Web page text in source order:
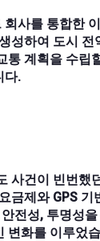
회사를 통합한
성하여 도시
통 계획을 수립
다.
사건이 빈번했
금제와 GPS
전성, 투명성
변화를 이루었